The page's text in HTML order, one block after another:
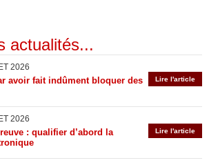
actualités...
2026
Lire l'article
avoir fait indûment bloquer des
2026
Lire l'article
: qualifier d’abord la